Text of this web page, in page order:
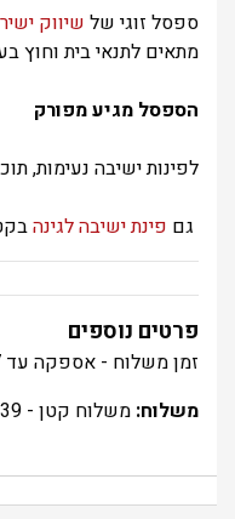
ספסל זוגי של שיווק ישיר
מתאים לתנאי בית וחוץ
הספסל מגיע מפורק
לפינות ישיבה נעימות,
גם פינת ישיבה לגינה
פרטים נוספים
זמן משלוח - אספקה עד 7 ימי עסקים
משלוח: משלוח קטן - 39